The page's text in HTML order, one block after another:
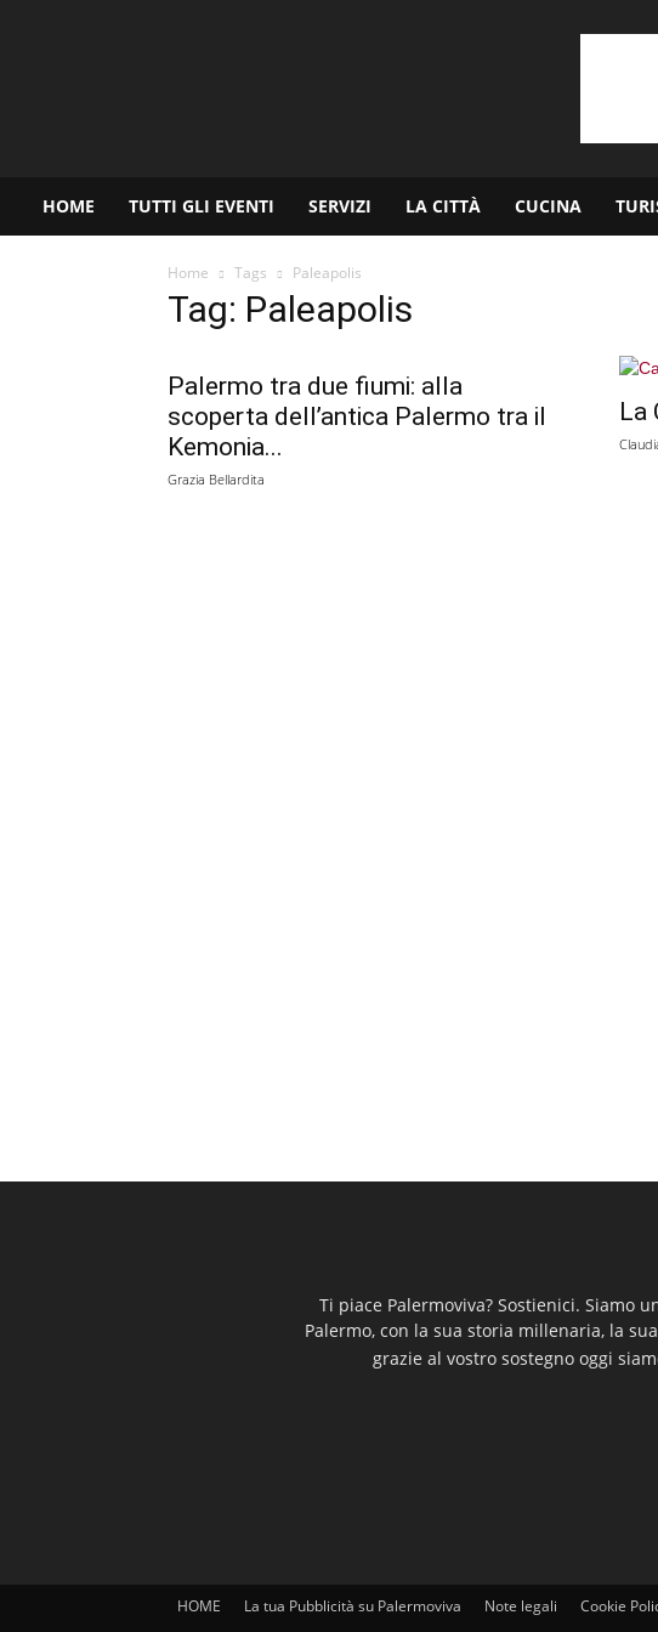
HOME TUTTI GLI EVENTI SERVIZI LA CITTÀ CUCINA
Home Tags Paleapolis
Tag: Paleapolis
Palermo tra due fiumi: alla
scoperta dell’antica Palermo tra il
Kemonia...
Grazia Bellardita
La
Ti piace Palermoviva? Sostienici. Siamo
Palermo, con la sua storia millenaria, la
grazie al vostro sostegno oggi
HOME La tua Pubblicità su Palermoviva Note legali Cookie